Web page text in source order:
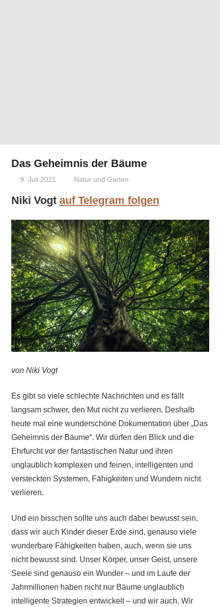
Das Geheimnis der Bäume
9. Juli 2021 Niki Vogt
Natur und Garten
Niki Vogt auf Telegram folgen
von Niki Vogt
Es gibt so viele schlechte Nachrichten und es fällt
langsam schwer, den Mut nicht zu verlieren. Deshalb
heute mal eine wunderschöne Dokumentation über „Das
Geheimnis der Bäume“. Wir dürfen den Blick und die
Ehrfurcht vor der fantastischen Natur und ihren
unglaublich komplexen und feinen, intelligenten und
versteckten Systemen, Fähigkeiten und Wundern nicht
verlieren.
Und ein bisschen sollte uns auch dabei bewusst sein,
dass wir auch Kinder dieser Erde sind, genauso viele
wunderbare Fähigkeiten haben, auch, wenn sie uns
nicht bewusst sind. Unser Körper, unser Geist, unsere
Seele sind genauso ein Wunder – und im Laufe der
Jahrmillionen haben nicht nur Bäume unglaublich
intelligente Strategien entwickelt – und wir auch. Wir